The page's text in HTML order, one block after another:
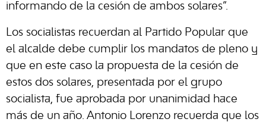
informando de la cesión de ambos solares”.
Los socialistas recuerdan al Partido Popular que
el alcalde debe cumplir los mandatos de pleno y
que en este caso la propuesta de la cesión de
estos dos solares, presentada por el grupo
socialista, fue aprobada por unanimidad hace
más de un año. Antonio Lorenzo recuerda que los